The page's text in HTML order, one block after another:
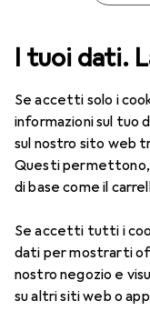
I tuoi dati.
Se accetti solo i
informazioni sul tuo
sul nostro sito web
Questi permettono,
di base come il
Se accetti tutti i
dati per mostrarti
nostro negozio e
su altri siti web o
Lenti a contatto
Air Optix più
-2, Obiettivo
Prezzo in EUR IVA
EUR
55,82 EUR
9,31/1pz.